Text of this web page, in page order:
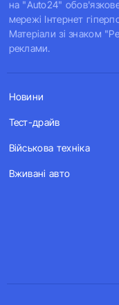
на "Auto24"
мережі Інтернет
Матеріали зі знаком
реклами.
Новини
Тест-драйв
Військова техніка
Вживані авто